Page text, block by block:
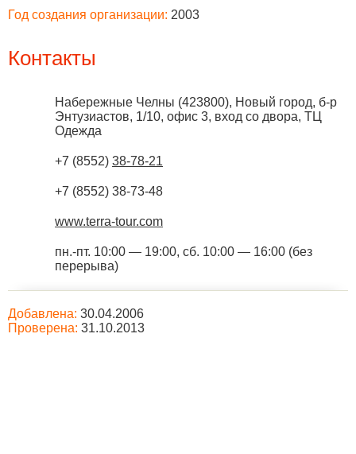
Год создания организации: 2003
Контакты
Набережные Челны (423800), Новый город, б-р
Энтузиастов, 1/10, офис 3, вход со двора, ТЦ
Одежда
+7 (8552) 38-78-21
+7 (8552) 38-73-48
www.terra-tour.com
пн.-пт. 10:00 — 19:00, сб. 10:00 — 16:00 (без
перерыва)
Добавлена: 30.04.2006
Проверена: 31.10.2013